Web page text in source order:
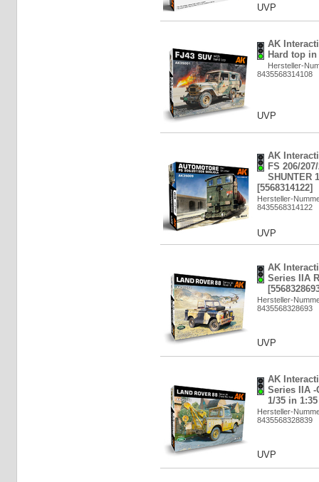
UVP
AK
Hard top in
Hersteller-
8435568314108
UVP
AK
FS 206/
SHUNTER
[5568314122]
Hersteller-
8435568314122
UVP
AK
Series IIA
Hersteller-
8435568328693
UVP
AK
Series IIA -
1/35 in
Hersteller-
8435568328839
UVP